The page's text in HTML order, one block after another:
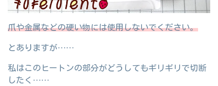
爪や金属などの硬い物には使用しないでください。
とありますが……
私はこのヒートンの部分がどうしてもギリギリで切断
したく……